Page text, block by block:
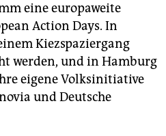
eine europaweite
Action Days. In
Kiezspaziergang
werden, und in Hamburg
eigene Volksinitiative
und Deutsche